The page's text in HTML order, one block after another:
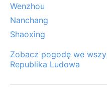
Wenzhou
Nanchang
Shaoxing
Zobacz pogodę we
Republika Ludowa